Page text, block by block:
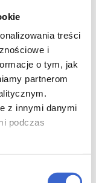
treści
i
o tym, jak
partnerom
z innymi danymi
podczas
leku Alexan:
w klatce
który
wystąpieniu i